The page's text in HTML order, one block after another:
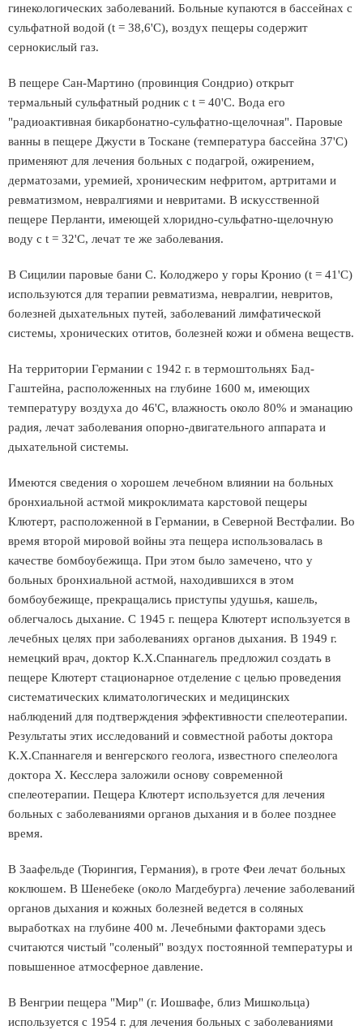
гинекологических заболеваний. Больные купаются в бассейнах с
сульфатной водой (t = 38,6'С), воздух пещеры содержит
сернокислый газ.
В пещере Сан-Мартино (провинция Сондрио) открыт
термальный сульфатный родник с t = 40'С. Вода его
"радиоактивная бикарбонатно-сульфатно-щелочная". Паровые
ванны в пещере Джусти в Тоскане (температура бассейна 37'С)
применяют для лечения больных с подагрой, ожирением,
дерматозами, уремией, хроническим нефритом, артритами и
ревматизмом, невралгиями и невритами. В искусственной
пещере Перланти, имеющей хлоридно-сульфатно-щелочную
воду с t = 32'С, лечат те же заболевания.
В Сицилии паровые бани С. Колоджеро у горы Кронио (t = 41'С)
используются для терапии ревматизма, невралгии, невритов,
болезней дыхательных путей, заболеваний лимфатической
системы, хронических отитов, болезней кожи и обмена веществ.
На территории Германии с 1942 г. в термоштольнях Бад-
Гаштейна, расположенных на глубине 1600 м, имеющих
температуру воздуха до 46'С, влажность около 80% и эманацию
радия, лечат заболевания опорно-двигательного аппарата и
дыхательной системы.
Имеются сведения о хорошем лечебном влиянии на больных
бронхиальной астмой микроклимата карстовой пещеры
Клютерт, расположенной в Германии, в Северной Вестфалии. Во
время второй мировой войны эта пещера использовалась в
качестве бомбоубежища. При этом было замечено, что у
больных бронхиальной астмой, находившихся в этом
бомбоубежище, прекращались приступы удушья, кашель,
облегчалось дыхание. С 1945 г. пещера Клютерт используется в
лечебных целях при заболеваниях органов дыхания. В 1949 г.
немецкий врач, доктор К.Х.Спаннагель предложил создать в
пещере Клютерт стационарное отделение с целью проведения
систематических климатологических и медицинских
наблюдений для подтверждения эффективности спелеотерапии.
Результаты этих исследований и совместной работы доктора
К.Х.Спаннагеля и венгерского геолога, известного спелеолога
доктора Х. Кесслера заложили основу современной
спелеотерапии. Пещера Клютерт используется для лечения
больных с заболеваниями органов дыхания и в более позднее
время.
В Заафельде (Тюрингия, Германия), в гроте Феи лечат больных
коклюшем. В Шенебеке (около Магдебурга) лечение заболеваний
органов дыхания и кожных болезней ведется в соляных
выработках на глубине 400 м. Лечебными факторами здесь
считаются чистый "соленый" воздух постоянной температуры и
повышенное атмосферное давление.
В Венгрии пещера "Мир" (г. Иошвафе, близ Мишкольца)
используется с 1954 г. для лечения больных с заболеваниями